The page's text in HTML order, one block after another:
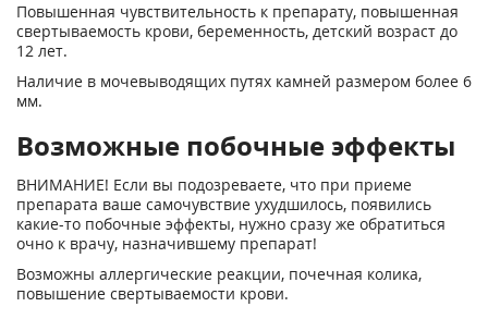
Повышенная чувствительность к препарату, повышенная
свертываемость крови, беременность, детский возраст до
12 лет.
Наличие в мочевыводящих путях камней размером более 6
мм.
Возможные побочные эффекты
ВНИМАНИЕ! Если вы подозреваете, что при приеме
препарата ваше самочувствие ухудшилось, появились
какие-то побочные эффекты, нужно сразу же обратиться
очно к врачу, назначившему препарат!
Возможны аллергические реакции, почечная колика,
повышение свертываемости крови.